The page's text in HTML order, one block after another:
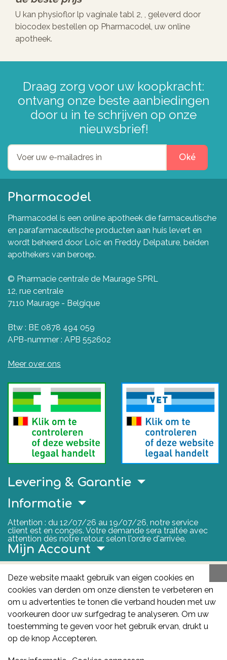
U kan physioflor lp vaginale tabl 2, , geleverd door
biocodex bestellen op Pharmacodel, uw online
apotheek.
Draag zorg voor uw koopkracht:
ontvang onze beste aanbiedingen
door u in te schrijven op onze
nieuwsbrief!
Oké
Pharmacodel
Pharmacodel is een online apotheek die farmaceutische
en parafarmaceutische producten aan huis levert en
wordt beheerd door Loïc en Freddy Delpature, beiden
apothekers van beroep.
© Pharmacie centrale de Maurage SPRL
12, rue centrale
7110 Maurage - Belgique
Btw : BE 0878 494 059
APB-nummer : APB 552602
Meer over ons
Levering & Garantie
Deze website maakt gebruik van eigen cookies en
cookies van derden om onze diensten te verbeteren en
om u advertenties te tonen die verband houden met uw
voorkeuren door uw surfgedrag te analyseren. Om uw
toestemming te geven voor het gebruik ervan, drukt u
op de knop Accepteren.
Informatie
Attention : du 12/07/26 au 19/07/26, notre service
client est en congés. Votre demande sera traitée avec
attention dès notre retour, selon l'ordre d'arrivée.
Mijn Account
Nuttige Links
FAGG
Het FAGG is de bevoegde autoriteit voor
geneesmiddelen en gezondheidsproducten in België.
Deze site valt onder haar controle.